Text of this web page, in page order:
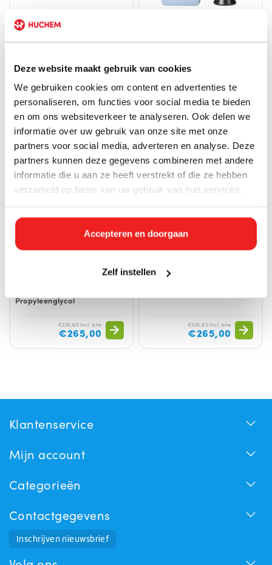
Deze website maakt gebruik van cookies
We gebruiken cookies om content en advertenties te
personaliseren, om functies voor social media te bieden
en om ons websiteverkeer te analyseren. Ook delen we
informatie over uw gebruik van onze site met onze
partners voor social media, adverteren en analyse. Deze
partners kunnen deze gegevens combineren met andere
informatie die u aan ze heeft verstrekt of die ze hebben
verzameld op basis van uw gebruik van hun services.
Accepteren en doorgaan
Zelf instellen
Direct leverbaar
Temperatuur | Vochtmeter |
€13,60
Refractometer | Glycol meter |
Refractometer
€14,70
Propyleenglycol
€320,65 Incl. btw
€265,00
Direct leverbaar
€320,65 Incl. btw
€265,00
Klantenservice
Mijn account
Categorieën
Contactgegevens
Inschrijven nieuwsbrief